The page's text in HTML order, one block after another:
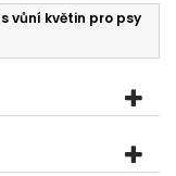
vůní květin pro psy